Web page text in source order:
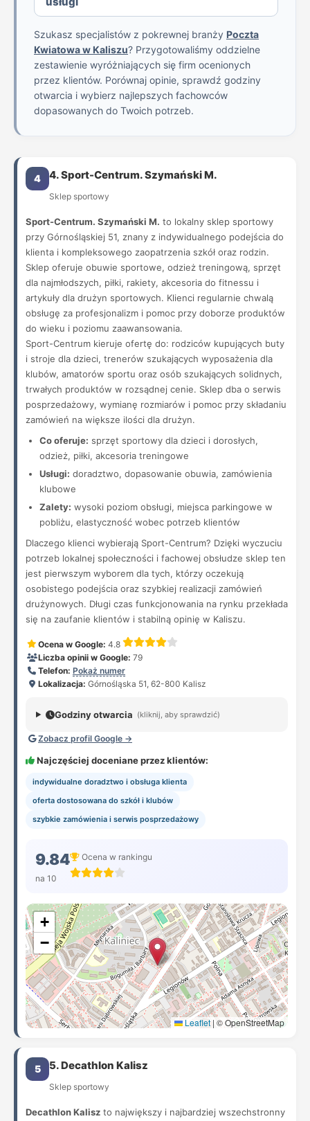
Szukasz specjalistów z pokrewnej branży Poczta
Kwiatowa w Kaliszu? Przygotowaliśmy oddzielne
zestawienie wyróżniających się firm ocenionych
przez klientów. Porównaj opinie, sprawdź godziny
otwarcia i wybierz najlepszych fachowców
dopasowanych do Twoich potrzeb.
4 4. Sport-Centrum. Szymański M.
Sklep sportowy
Sport-Centrum. Szymański M. to lokalny sklep sportowy
przy Górnośląskiej 51, znany z indywidualnego podejścia do
klienta i kompleksowego zaopatrzenia szkół oraz rodzin.
Sklep oferuje obuwie sportowe, odzież treningową, sprzęt
dla najmłodszych, piłki, rakiety, akcesoria do fitnessu i
artykuły dla drużyn sportowych. Klienci regularnie chwalą
obsługę za profesjonalizm i pomoc przy doborze produktów
do wieku i poziomu zaawansowania.
Sport-Centrum kieruje ofertę do: rodziców kupujących buty
i stroje dla dzieci, trenerów szukających wyposażenia dla
klubów, amatorów sportu oraz osób szukających solidnych,
trwałych produktów w rozsądnej cenie. Sklep dba o serwis
posprzedażowy, wymianę rozmiarów i pomoc przy składaniu
zamówień na większe ilości dla drużyn.
Co oferuje: sprzęt sportowy dla dzieci i dorosłych,
odzież, piłki, akcesoria treningowe
Usługi: doradztwo, dopasowanie obuwia, zamówienia
klubowe
Zalety: wysoki poziom obsługi, miejsca parkingowe w
pobliżu, elastyczność wobec potrzeb klientów
Dlaczego klienci wybierają Sport-Centrum? Dzięki wyczuciu
potrzeb lokalnej społeczności i fachowej obsłudze sklep ten
jest pierwszym wyborem dla tych, którzy oczekują
osobistego podejścia oraz szybkiej realizacji zamówień
drużynowych. Długi czas funkcjonowania na rynku przekłada
się na zaufanie klientów i stabilną opinię w Kaliszu.
Ocena w Google: 4.8
Liczba opinii w Google: 79
Telefon: Pokaż numer
Lokalizacja: Górnośląska 51, 62-800 Kalisz
Godziny otwarcia (kliknij, aby sprawdzić)
Zobacz profil Google →
Najczęściej doceniane przez klientów:
indywidualne doradztwo i obsługa klienta
oferta dostosowana do szkół i klubów
szybkie zamówienia i serwis posprzedażowy
9.84
na 10
Ocena w rankingu
+
−
Leaflet | © OpenStreetMap
5 5. Decathlon Kalisz
Sklep sportowy
Decathlon Kalisz to największy i najbardziej wszechstronny